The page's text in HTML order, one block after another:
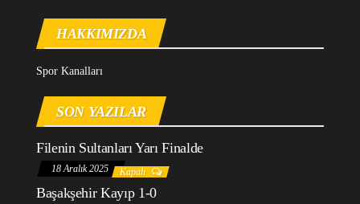
HAKKIMIZDA
Spor Kanalları
SON YAZILAR
Filenin Sultanları Yarı Finalde
18 Aralık 2025 Kapalı
Başakşehir Kayıp 1-0